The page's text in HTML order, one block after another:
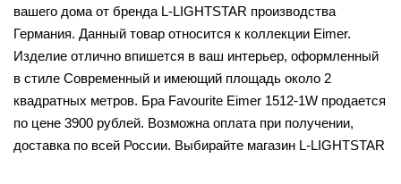
вашего дома от бренда L-LIGHTSTAR производства
Германия. Данный товар относится к коллекции Eimer.
Изделие отлично впишется в ваш интерьер, оформленный
в стиле Современный и имеющий площадь около 2
квадратных метров. Бра Favourite Eimer 1512-1W продается
по цене 3900 рублей. Возможна оплата при получении,
доставка по всей России. Выбирайте магазин L-LIGHTSTAR